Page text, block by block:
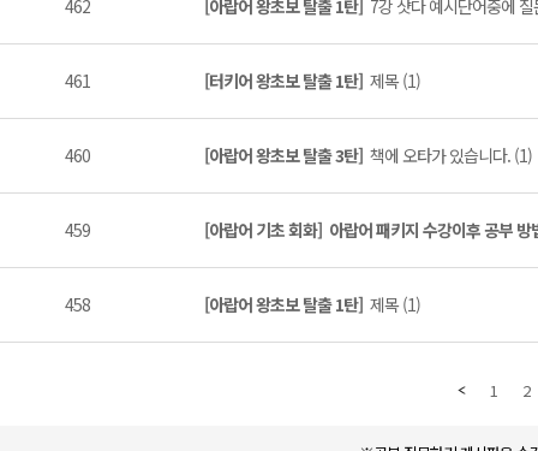
462 [아랍어 왕초보 탈출 1탄] 7강 샷다 예시단어중에
461 [터키어 왕초보 탈출 1탄] 제목 (1)
460 [아랍어 왕초보 탈출 3탄] 책에 오타가 있습니다. (1)
459 [아랍어 기초 회화] 아랍어 패키지 수강이후 공부 방
458 [아랍어 왕초보 탈출 1탄] 제목 (1)
1 2